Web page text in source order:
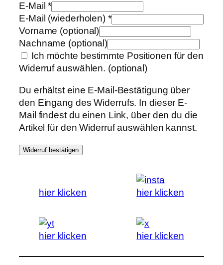
E-Mail*
E-Mail (wiederholen) *
Vorname (optional)
Nachname (optional)
Ich möchte bestimmte Positionen für den
Widerruf auswählen. (optional)
Du erhältst eine E-Mail-Bestätigung über
den Eingang des Widerrufs. In dieser E-
Mail findest du einen Link, über den du die
Artikel für den Widerruf auswählen kannst.
Widerruf bestätigen
hier klicken hier klicken
hier klicken hier klicken